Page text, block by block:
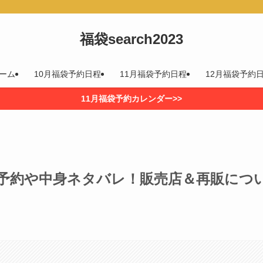
福袋search2023
ム 10月福袋予約日程 11月福袋予約日程 12月福袋予約
11月福袋予約カレンダー>>
約や中身ネタバレ！販売店＆再販につ